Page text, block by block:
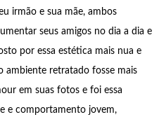
irmão e sua mãe, ambos
seus amigos no dia a dia e
por essa estética mais nua e
ambiente retratado fosse mais
em suas fotos e foi essa
e comportamento jovem,